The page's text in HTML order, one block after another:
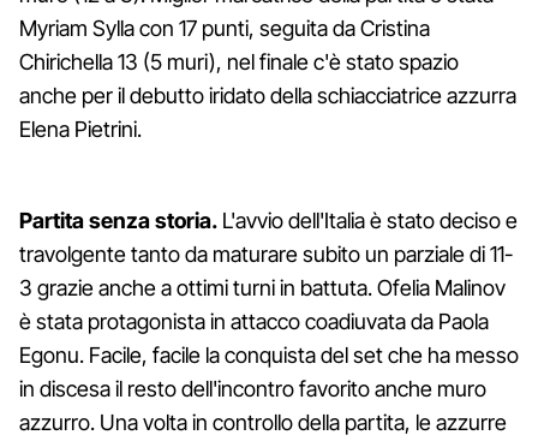
Myriam Sylla con 17 punti, seguita da Cristina
Chirichella 13 (5 muri), nel finale c'è stato spazio
anche per il debutto iridato della schiacciatrice azzurra
Elena Pietrini.
Partita senza storia. L'avvio dell'Italia è stato deciso e
travolgente tanto da maturare subito un parziale di 11-
3 grazie anche a ottimi turni in battuta. Ofelia Malinov
è stata protagonista in attacco coadiuvata da Paola
Egonu. Facile, facile la conquista del set che ha messo
in discesa il resto dell'incontro favorito anche muro
azzurro. Una volta in controllo della partita, le azzurre